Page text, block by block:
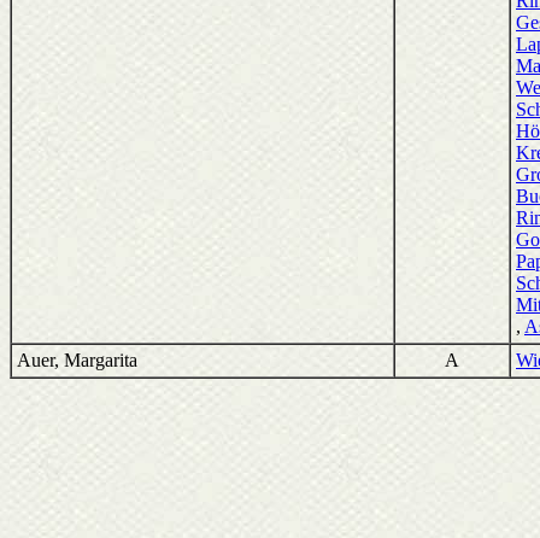
,
Auer, Margarita
A